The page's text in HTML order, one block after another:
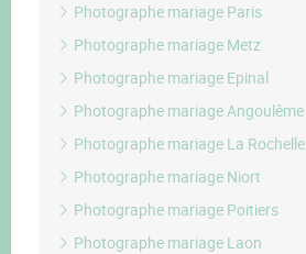
Photographe mariage Paris
Photographe mariage Metz
Photographe mariage Epinal
Photographe mariage Angoulême
Photographe mariage La Rochelle
Photographe mariage Niort
Photographe mariage Poitiers
Photographe mariage Laon